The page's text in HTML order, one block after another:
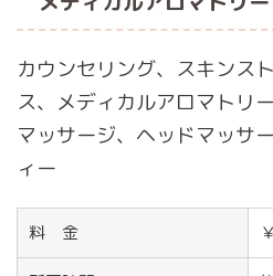
カウンセリング、スキンス
ス、メディカルアロマトリ
マッサージ、ヘッドマッサ
ィー
料 金